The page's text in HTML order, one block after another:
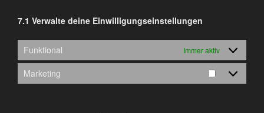
7.1 Verwalte deine Einwilligungseinstellungen
Funktional Immer aktiv
Marketing Marketing